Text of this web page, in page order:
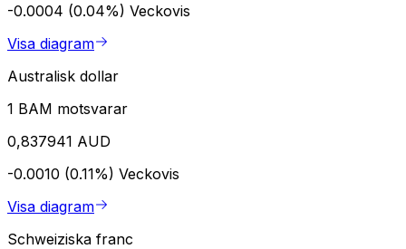
-0.0004 (0.04%) Veckovis
Visa diagram
Australisk dollar
1 BAM motsvarar
0,837941 AUD
-0.0010 (0.11%) Veckovis
Visa diagram
Schweiziska franc